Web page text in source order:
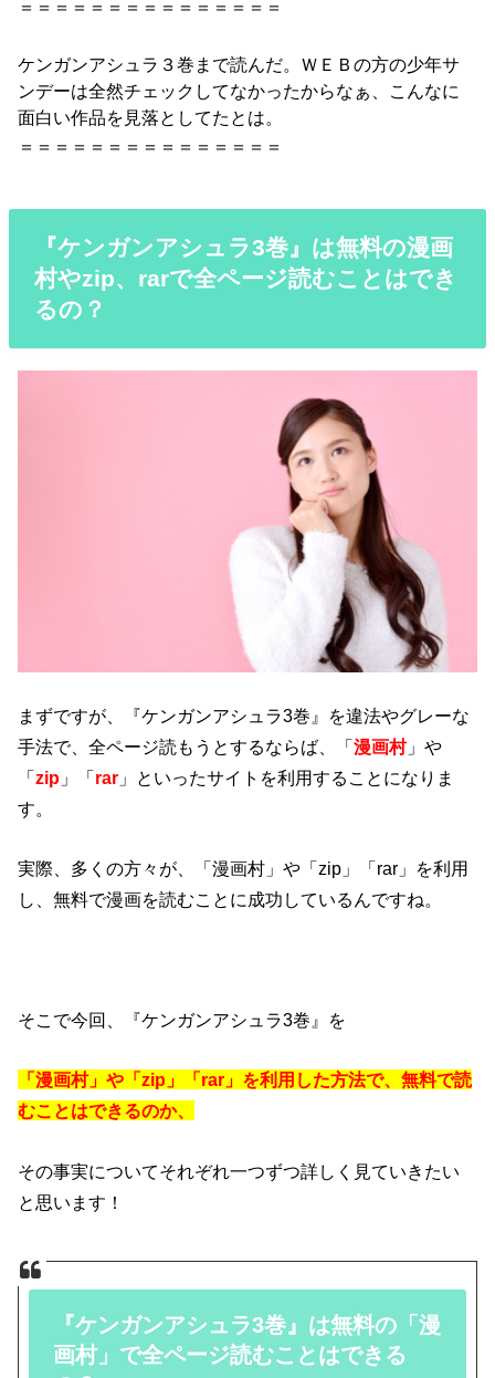
＝＝＝＝＝＝＝＝＝＝＝＝＝＝＝
ケンガンアシュラ３巻 まで読んだ。ＷＥＢの方の少年サ
ンデーは全然チェックしてなかったからなぁ、こんなに
面白い作品を見落としてたとは。
＝＝＝＝＝＝＝＝＝＝＝＝＝＝＝
『ケンガンアシュラ3巻』は無料の漫画
村やzip、rarで全ページ読むことはでき
るの？
まずですが、『ケンガンアシュラ3巻』を違法やグレーな
手法で、全ページ読もうとするならば、「漫画村」や
「zip 」「rar 」といったサイトを利用することになりま
す。
実際、多くの方々が、「漫画村」や「zip」「rar」を利用
し、無料で漫画を読むことに成功しているんですね。
そこで今回、『ケンガンアシュラ3巻』を
「漫画村」や「zip」「rar」を利用した方法で、無料で読
むことはできるのか、
その事実についてそれぞれ一つずつ詳しく見ていきたい
と思います！
『ケンガンアシュラ3巻』は無料の「漫
画村」で全ページ読むことはできる